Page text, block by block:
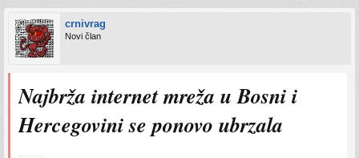
crnivrag
Novi član
Najbrža internet mreža u Bosni i
Hercegovini se ponovo ubrzala